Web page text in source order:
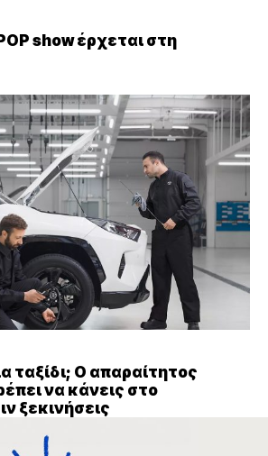
show έρχεται στη
ταξίδι; Ο απαραίτητος
να κάνεις στο
ξεκινήσεις